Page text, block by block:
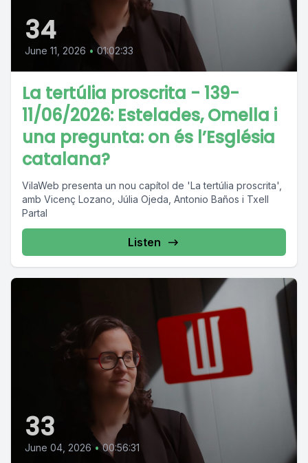
34
June 11, 2026 • 01:02:33
La tertúlia proscrita - 139-
11/06/2026: Estelades, Omella i
una pregunta: on és l’Església
catalana?
VilaWeb presenta un nou capítol de 'La tertúlia proscrita',
amb Vicenç Lozano, Júlia Ojeda, Antonio Baños i Txell
Partal
Listen
33
June 04, 2026 • 00:56:31